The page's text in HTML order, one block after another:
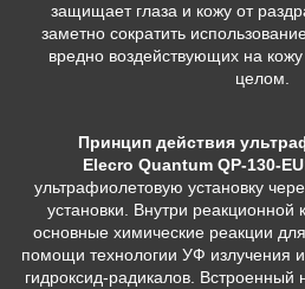
защищает глаза и кожу от
заметно сократить
вредно воздействующих на
целом.
Принцип действия
Elecro Quantum QP-130-
ультрафиолетовую установку
установки. Внутри реакционной
основные химические реакции
помощи технологии УФ излучения
гидроксид-радикалов. Встроенный